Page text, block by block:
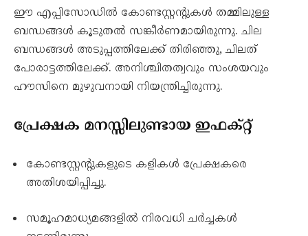
ഈ എപ്പിസോഡിൽ കോണ്ടസ്റ്റന്റുകൾ തമ്മിലുള്ള
ബന്ധങ്ങൾ കൂടുതൽ സങ്കീർണമായിരുന്നു. ചില
ബന്ധങ്ങൾ അടുപ്പത്തിലേക്ക് തിരിഞ്ഞു, ചിലത്
പോരാട്ടത്തിലേക്ക്. അനിശ്ചിതത്വവും സംശയവും
ഹൗസിനെ മുഴുവനായി നിയന്ത്രിച്ചിരുന്നു.
പ്രേക്ഷക മനസ്സിലുണ്ടായ ഇഫക്റ്റ്
കോണ്ടസ്റ്റന്റുകളുടെ കളികൾ പ്രേക്ഷകരെ
അതിശയിപ്പിച്ചു.
സമൂഹമാധ്യമങ്ങളിൽ നിരവധി ചർച്ചകൾ